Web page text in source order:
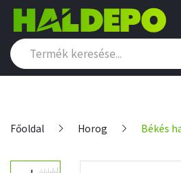
Főoldal Horog Békés